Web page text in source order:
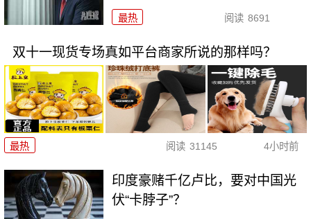
最热 阅读 8691
双十一现货专场真如平台商家所说的那样吗？
最热 阅读 31145 4小时前
印度豪赌千亿卢比，要对中国光
伏“卡脖子”？